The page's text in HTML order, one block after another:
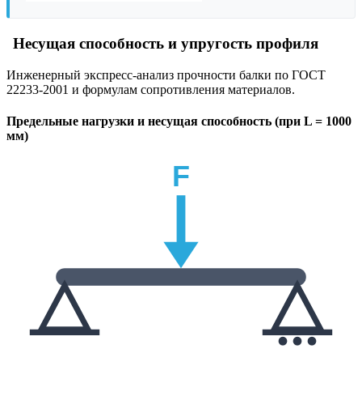
Несущая способность и упругость профиля
Инженерный экспресс-анализ прочности балки по ГОСТ
22233-2001 и формулам сопротивления материалов.
Предельные нагрузки и несущая способность (при L = 1000
мм)
F